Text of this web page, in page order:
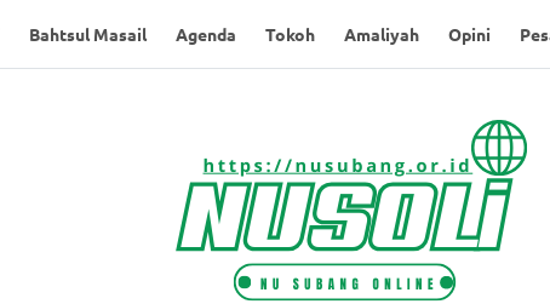
Bahtsul Masail Agenda Tokoh Amaliyah Opini